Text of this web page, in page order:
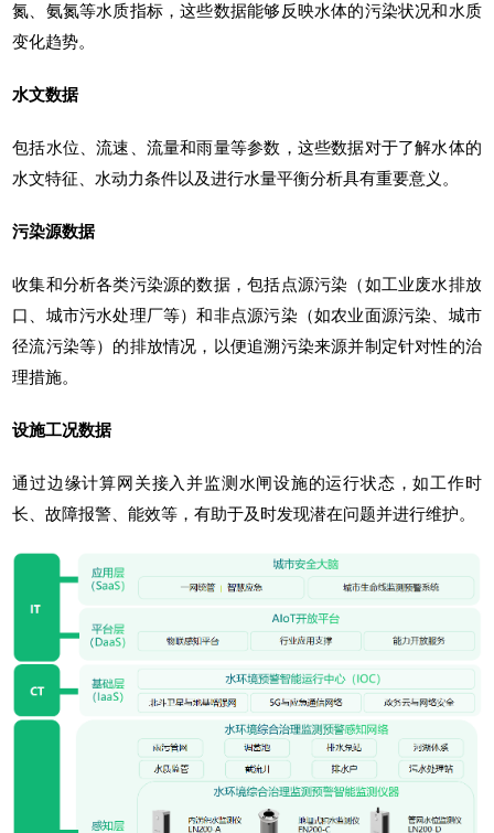
氮、氨氮等水质指标，这些数据能够反映水体的污染状况和水质
变化趋势。
水文数据
包括水位、流速、流量和雨量等参数，这些数据对于了解水体的
水文特征、水动力条件以及进行水量平衡分析具有重要意义。
污染源数据
收集和分析各类污染源的数据，包括点源污染（如工业废水排放
口、城市污水处理厂等）和非点源污染（如农业面源污染、城市
径流污染等）的排放情况，以便追溯污染来源并制定针对性的治
理措施。
设施工况数据
通过边缘计算网关接入并监测水闸设施的运行状态，如工作时
长、故障报警、能效等，有助于及时发现潜在问题并进行维护。